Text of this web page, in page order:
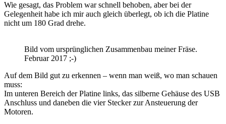
Wie gesagt, das Problem war schnell behoben, aber bei der
Gelegenheit habe ich mir auch gleich überlegt, ob ich die Platine
nicht um 180 Grad drehe.
Bild vom ursprünglichen Zusammenbau meiner Fräse.
Februar 2017 ;-)
Auf dem Bild gut zu erkennen – wenn man weiß, wo man schauen
muss:
Im unteren Bereich der Platine links, das silberne Gehäuse des USB
Anschluss und daneben die vier Stecker zur Ansteuerung der
Motoren.